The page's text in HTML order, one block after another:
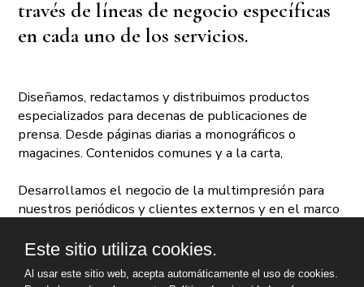
través de líneas de negocio específicas
en cada uno de los servicios.
Diseñamos, redactamos y distribuimos productos
especializados para decenas de publicaciones de
prensa. Desde páginas diarias a monográficos o
magacines. Contenidos comunes y a la carta,
Desarrollamos el negocio de la multimpresión para
nuestros periódicos y clientes externos y en el marco
distribución con el objetivo de llegar de la mejor
manera a nuestros puntos de venta y suscriptores.
Este sitio utiliza cookies.
Al usar este sitio web, acepta automáticamente el uso de cookies.